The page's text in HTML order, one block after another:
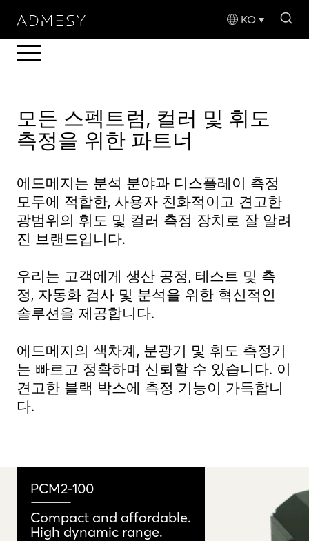
KO
모든 스펙트럼, 컬러 및 휘도
측정을 위한 파트너
에드메지는 분석 분야과 디스플레이 측정
모두에 적합한, 사용자 친화적이고 견고한
광범위의 휘도 및 컬러 측정 장치로 잘 알려
진 브랜드입니다.
우리는 고객에게 생산 공정, 테스트 및 측
정, 자동화 검사 및 분석을 위한 혁신적인
솔루션을 제공합니다.
에드메지의 색차계, 분광기 및 휘도 측정기
는 빠르고 정확하며 신뢰할 수 있습니다. 이
견고한 블랙 박스에 측정 기능이 가득합니
다.
DMGS - Display Mirror Gonio System
⸻
Get Started Instantly
Precision in Every Angle
Introducing PCM2 series
⸻
The fastest colorimeters.
Unmatched speed and sensitivity.
PCM2X-271
⸻
Unmatched speed.
Next-generation optical engine.
정확한
다재다능한
튼튼한
스펙트럼의
PCM2-100
⸻
Compact and affordable.
High dynamic range.